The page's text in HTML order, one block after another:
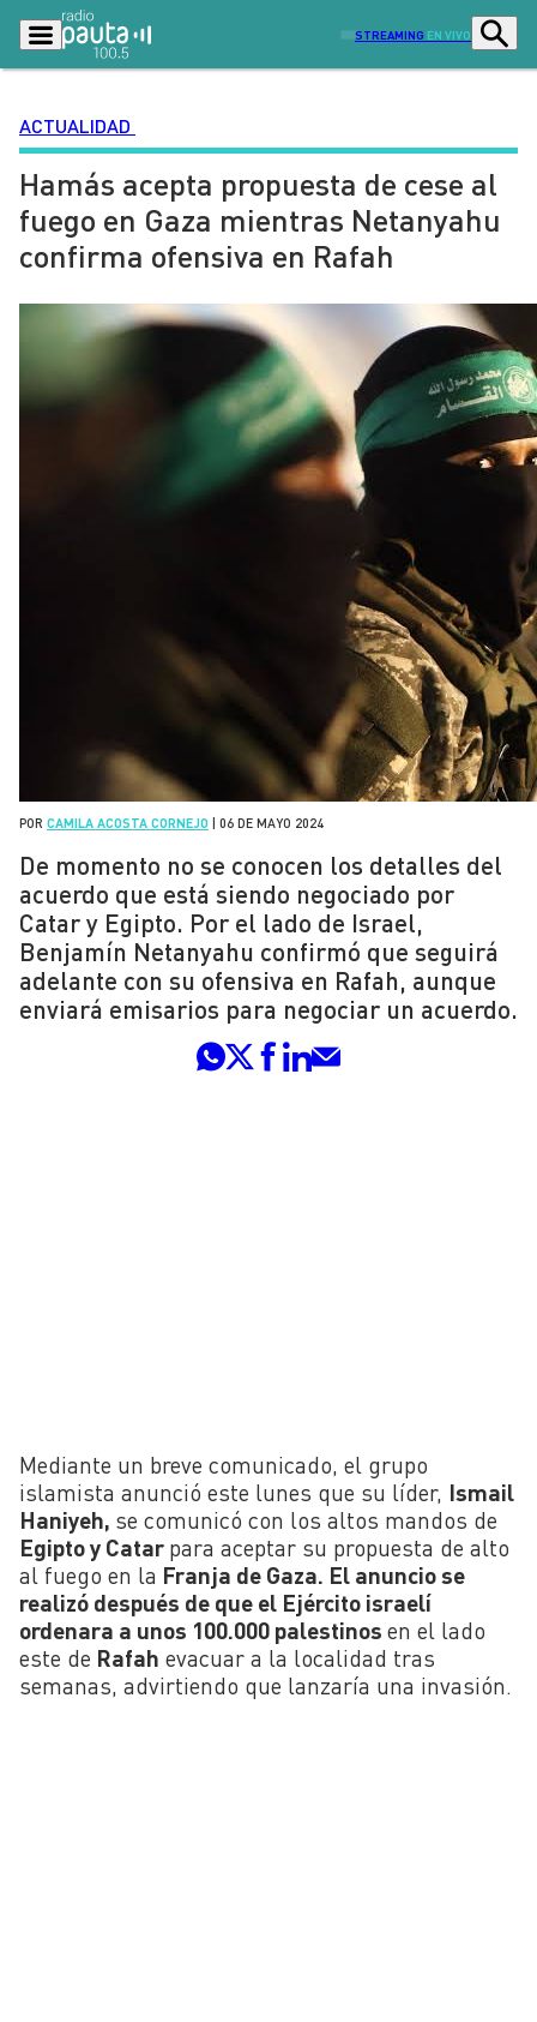
STREAMING EN VIVO
Podcasts Programas
Lo Último Actualidad
Ciudad
Radio en vivo Sostenibilidad
Deportes
Entretención y Cultura Opinión
Señal 2
Contenido Patrocinado
ACTUALIDAD
Hamás acepta propuesta de cese al
fuego en Gaza mientras Netanyahu
confirma ofensiva en Rafah
POR CAMILA ACOSTA CORNEJO 06 DE MAYO 2024
De momento no se conocen los detalles del
acuerdo que está siendo negociado por
Catar y Egipto. Por el lado de Israel,
Benjamín Netanyahu confirmó que seguirá
adelante con su ofensiva en Rafah, aunque
enviará emisarios para negociar un acuerdo.
Mediante un breve comunicado, el grupo
islamista anunció este lunes que su líder, Ismail
Haniyeh, se comunicó con los altos mandos de
Egipto y Catar para aceptar su propuesta de alto
al fuego en la Franja de Gaza. El anuncio se
realizó después de que el Ejército israelí
ordenara a unos 100.000 palestinos en el lado
este de Rafah evacuar a la localidad tras
semanas, advirtiendo que lanzaría una invasión.